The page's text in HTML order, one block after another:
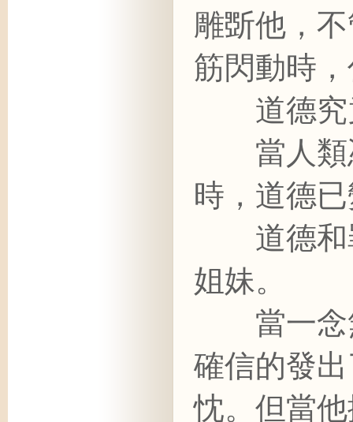
雕斲他，
筋閃動時
道德究
當人類
時，道德
道德和
姐妹。
當一念
確信的發
忱。但當